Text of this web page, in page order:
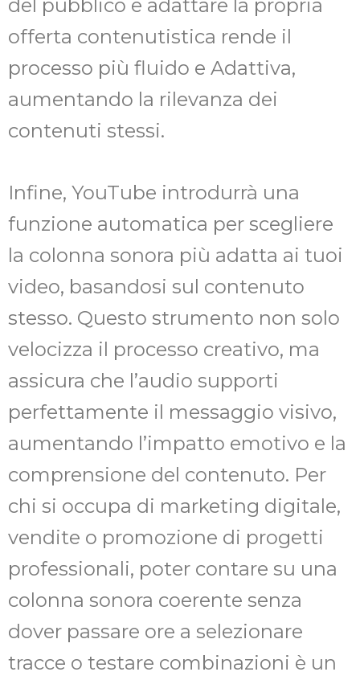
del pubblico e adattare la propria
offerta contenutistica rende il
processo più fluido e Adattiva,
aumentando la rilevanza dei
contenuti stessi.
Infine, YouTube introdurrà una
funzione automatica per scegliere
la colonna sonora più adatta ai tuoi
video, basandosi sul contenuto
stesso. Questo strumento non solo
velocizza il processo creativo, ma
assicura che l’audio supporti
perfettamente il messaggio visivo,
aumentando l’impatto emotivo e la
comprensione del contenuto. Per
chi si occupa di marketing digitale,
vendite o promozione di progetti
professionali, poter contare su una
colonna sonora coerente senza
dover passare ore a selezionare
tracce o testare combinazioni è un